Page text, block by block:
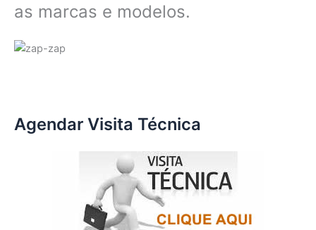
as marcas e modelos.
Agendar Visita Técnica